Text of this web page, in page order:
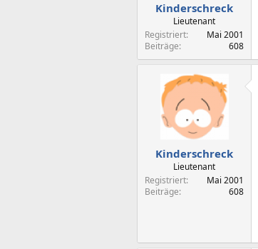
Kinderschreck
Lieutenant
Registriert
Mai 2001
Beiträge
608
Kinderschreck
Lieutenant
Registriert
Mai 2001
Beiträge
608